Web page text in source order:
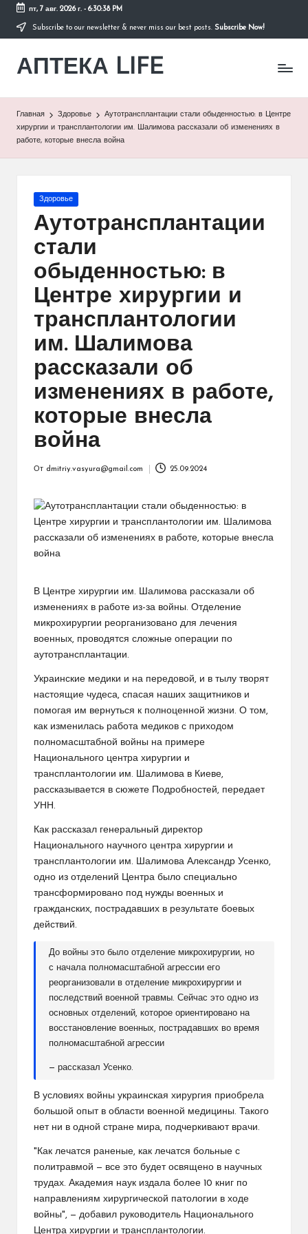
Перейти
содержимому
пт, 7 авг. 2026 г.- 6:30:39 PM
Subscribe to our newsletter & never miss our best posts. Subscribe Now!
АПТЕКА LIFE
сайт
образе
Главная Здоровье
Аутотрансплантации стали обыденностью: в Центре
хирургии и трансплантологии им. Шалимова рассказали об изменениях в
работе, которые внесла война
Опубликовано
Здоровье
Аутотрансплантации
стали
обыденностью: в
Центре хирургии и
трансплантологии
им. Шалимова
рассказали об
изменениях в работе,
которые внесла
война
От dmitriy.vasyura@gmail.com 25.09.2024
В Центре хирургии им. Шалимова рассказали об
изменениях в работе из-за войны. Отделение
микрохирургии реорганизовано для лечения
военных, проводятся сложные операции по
аутотрансплантации.
Украинские медики и на передовой, и в тылу творят
настоящие чудеса, спасая наших защитников и
помогая им вернуться к полноценной жизни. О том,
как изменилась работа медиков с приходом
полномасштабной войны на примере
Национального центра хирургии и
трансплантологии им. Шалимова в Киеве,
рассказывается в сюжете Подробностей, передает
УНН.
Как рассказал генеральный директор
Национального научного центра хирургии и
трансплантологии им. Шалимова Александр Усенко,
одно из отделений Центра было специально
трансформировано под нужды военных и
гражданских, пострадавших в результате боевых
действий.
До войны это было отделение микрохирургии, но
с начала полномасштабной агрессии его
реорганизовали в отделение микрохирургии и
последствий военной травмы. Сейчас это одно из
основных отделений, которое ориентировано на
восстановление военных, пострадавших во время
полномасштабной агрессии
— рассказал Усенко.
В условиях войны украинская хирургия приобрела
большой опыт в области военной медицины. Такого
нет ни в одной стране мира, подчеркивают врачи.
"Как лечатся раненые, как лечатся больные с
политравмой — все это будет освящено в научных
трудах. Академия наук издала более 10 книг по
направлениям хирургической патологии в ходе
войны", — добавил руководитель Национального
Центра хирургии и трансплантологии.